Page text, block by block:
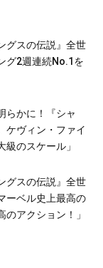
グスの伝説』全世
グ2週連続No.1を
らかに！『シャ
ケヴィン・ファイ
のスケール」
グスの伝説』全世
ーベル史上最高の
アクション！」